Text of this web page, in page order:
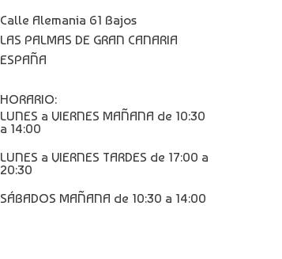
Calle Alemania 61 Bajos
LAS PALMAS DE GRAN CANARIA
ESPAÑA
HORARIO:
LUNES a VIERNES MAÑANA de 10:30
a 14:00
LUNES a VIERNES TARDES de 17:00 a
20:30
SÁBADOS MAÑANA de 10:30 a 14:00